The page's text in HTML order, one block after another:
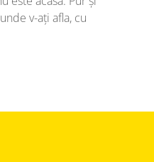
v-ați afla, cu